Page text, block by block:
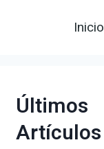
Inicio
Últimos
Artículos